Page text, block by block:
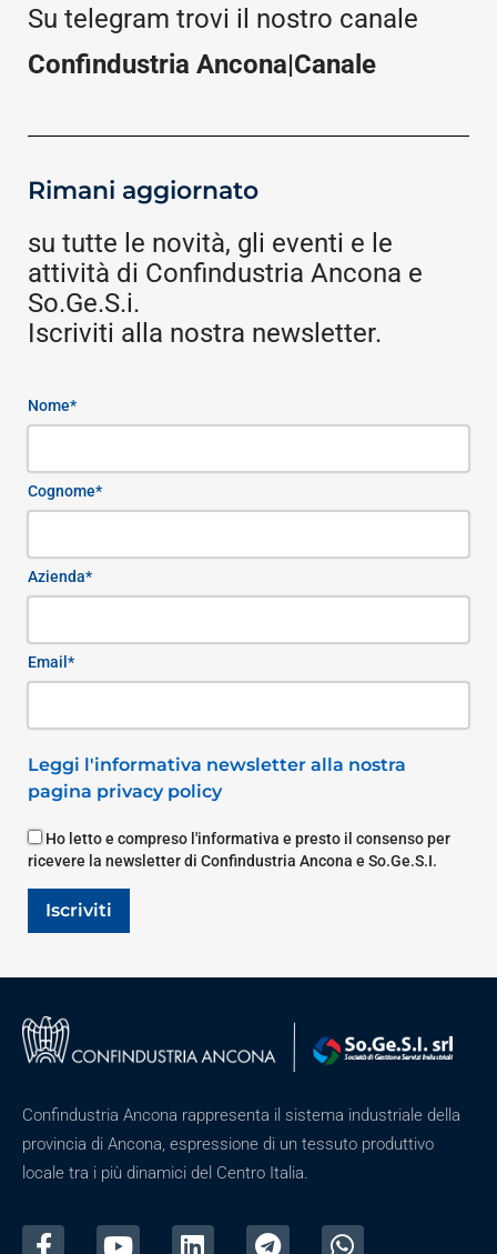
Su telegram trovi il nostro canale
Confindustria Ancona|Canale
Rimani aggiornato
su tutte le novità, gli eventi e le
attività di Confindustria Ancona e
So.Ge.S.i.
Iscriviti alla nostra newsletter.
Nome*
Cognome*
Azienda*
Email*
Leggi l'informativa newsletter alla nostra
pagina privacy policy
Ho letto e compreso l'informativa e presto il consenso per
ricevere la newsletter di Confindustria Ancona e So.Ge.S.I.
Iscriviti
Confindustria Ancona rappresenta il sistema industriale della
provincia di Ancona, espressione di un tessuto produttivo
locale tra i più dinamici del Centro Italia.